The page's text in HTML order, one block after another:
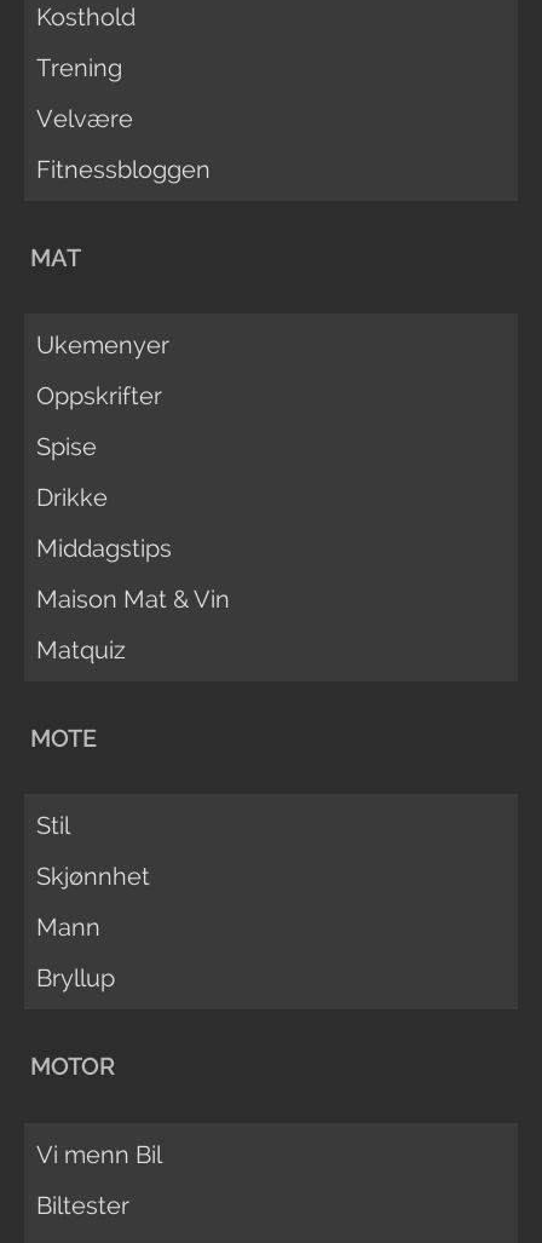
Kosthold
Trening
Velvære
Fitnessbloggen
MAT
Ukemenyer
Oppskrifter
Spise
Drikke
Middagstips
Maison Mat & Vin
Matquiz
MOTE
Stil
Skjønnhet
Mann
Bryllup
MOTOR
Vi menn Bil
Biltester